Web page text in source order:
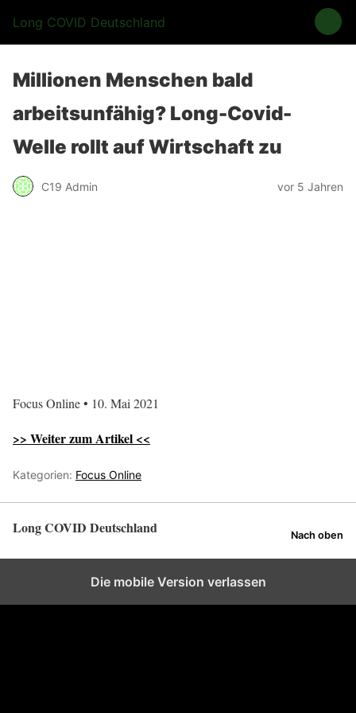
Long COVID Deutschland
Millionen Menschen bald
arbeitsunfähig? Long-Covid-
Welle rollt auf Wirtschaft zu
C19 Admin vor 5 Jahren
Focus Online • 10. Mai 2021
>> Weiter zum Artikel <<
Kategorien: Focus Online
Long COVID Deutschland Nach oben
Die mobile Version verlassen